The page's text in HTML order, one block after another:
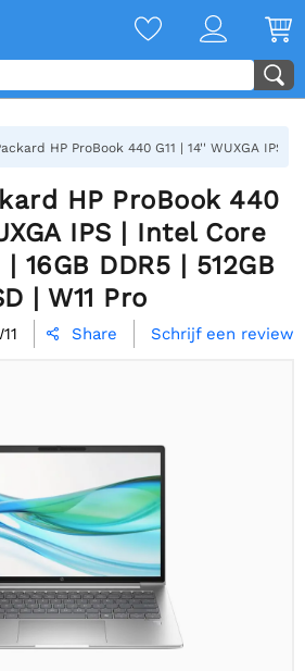
HP ProBook 440 G11 | 14'' WUXGA IPS |
HP ProBook 440
IPS | Intel Core
16GB DDR5 | 512GB
| W11 Pro
 Share Schrijf een review